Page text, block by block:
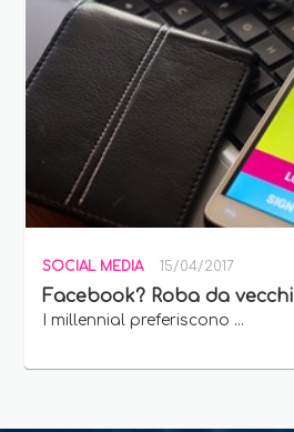
SOCIAL MEDIA 15/04/2017
Facebook? Roba da vecchi
I millennial preferiscono ...